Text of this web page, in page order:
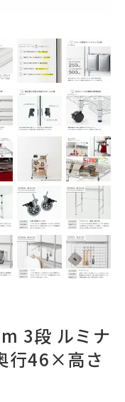
3段 ルミナ
行46×高さ